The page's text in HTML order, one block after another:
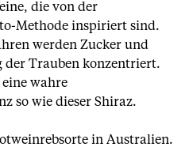
die von der
Methode inspiriert sind.
werden Zucker und
Trauben konzentriert.
wahre
so wie dieser Shiraz.
in Australien.